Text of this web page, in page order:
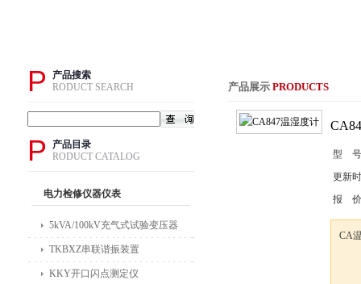
产品展示 PRODUCTS
型
更新
报
CA
P
产品搜索
RODUCT SEARCH
P
产品目录
RODUCT CATALOG
电力检修仪器仪表
5kVA/100kV充气式试验变压器
TKBXZ串联谐振装置
KKY开口闪点测定仪